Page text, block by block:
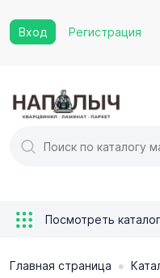
Вход Регистрация
Посмотреть
Главная страница •